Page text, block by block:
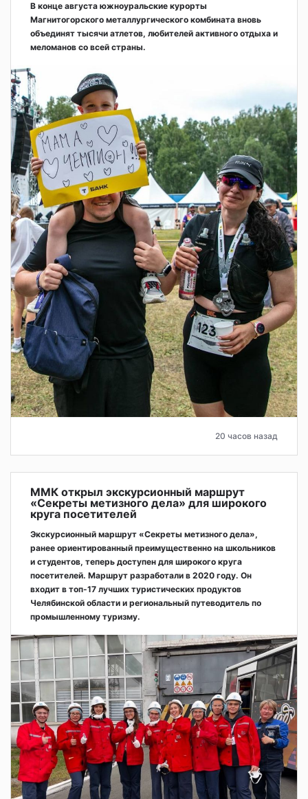
В конце августа южноуральские курорты
Магнитогорского металлургического комбината вновь
объединят тысячи атлетов, любителей активного отдыха и
меломанов со всей страны.
20 часов назад
ММК открыл экскурсионный маршрут
«Секреты метизного дела» для широкого
круга посетителей
Экскурсионный маршрут «Секреты метизного дела»,
ранее ориентированный преимущественно на школьников
и студентов, теперь доступен для широкого круга
посетителей. Маршрут разработали в 2020 году. Он
входит в топ-17 лучших туристических продуктов
Челябинской области и региональный путеводитель по
промышленному туризму.